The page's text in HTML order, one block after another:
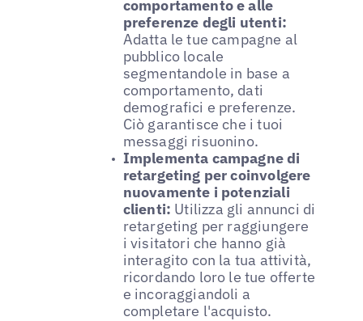
comportamento e alle
preferenze degli utenti:
Adatta le tue campagne al
pubblico locale
segmentandole in base a
comportamento, dati
demografici e preferenze.
Ciò garantisce che i tuoi
messaggi risuonino.
Implementa campagne di
retargeting per coinvolgere
nuovamente i potenziali
clienti: Utilizza gli annunci di
retargeting per raggiungere
i visitatori che hanno già
interagito con la tua attività,
ricordando loro le tue offerte
e incoraggiandoli a
completare l'acquisto.